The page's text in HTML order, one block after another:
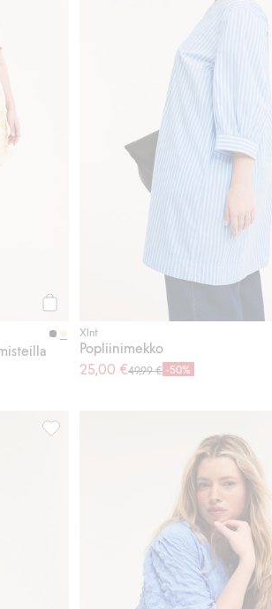
Xlnt
Popliinimekko
25,00 €49,99 € -50%
Farkkumekko, Lisää suosikkeihin